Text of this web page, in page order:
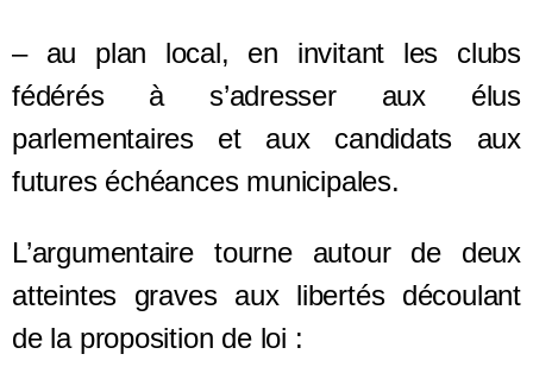
– au plan local, en invitant les clubs
fédérés à s’adresser aux élus
parlementaires et aux candidats aux
futures échéances municipales.
L’argumentaire tourne autour de deux
atteintes graves aux libertés découlant
de la proposition de loi :